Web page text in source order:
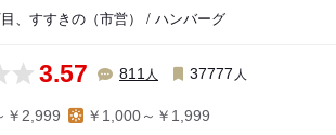
、すすきの（市営） / ハンバーグ
3.57 811 人 37777 人
￥2,999 ￥1,000～￥1,999